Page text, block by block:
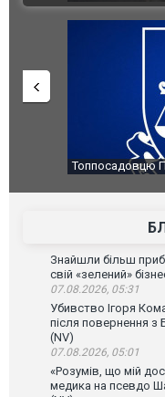
Сил вручили нову
Знайшли більш
свій «зелений»
07.08.2026, 05:31
Убивство Ігоря
після повернення з
(NV)
07.08.2026, 05:01
«Розумів, що мій
медика на псевдо